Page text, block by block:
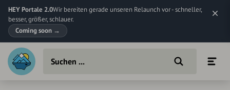
HEY Portale 2.0Wir bereiten gerade unseren Relaunch vor - schneller,
besser, größer, schlauer.
Coming soon →